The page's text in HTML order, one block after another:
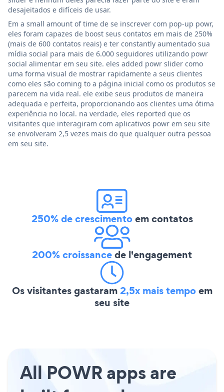
desajeitados e difíceis de usar.
Em a small amount of time de se inscrever com pop-up powr,
eles foram capazes de boost seus contatos em mais de 250%
(mais de 600 contatos reais) e ter constantly aumentado sua
mídia social para mais de 6.000 seguidores utilizando powr
social alimentar em seu site. eles added powr slider como
uma forma visual de mostrar rapidamente a seus clientes
como eles são coming to a página inicial como os produtos se
parecem na vida real. ele exibe seus produtos de maneira
adequada e perfeita, proporcionando aos clientes uma ótima
experiência no local. na verdade, eles reported que os
visitantes que interagiram com aplicativos powr em seu site
se envolveram 2,5 vezes mais do que qualquer outra pessoa
em seu site.
250% de crescimentoem contatos
200% croissancede l'engagement
Os visitantes gastaram2,5x mais tempoem
seu site
All POWR apps are